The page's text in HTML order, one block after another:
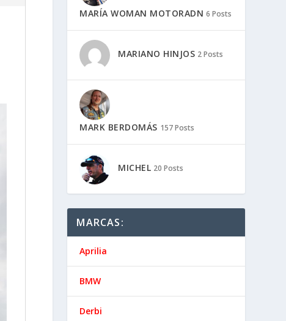
MARÍA WOMAN MOTORADN 6 Posts
MARIANO HINJOS 2 Posts
MARK BERDOMÁS 157 Posts
MICHEL 20 Posts
MARCAS:
Aprilia
BMW
Derbi